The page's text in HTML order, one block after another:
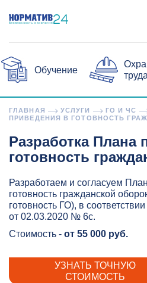
Обучение
ГЛАВНАЯ УСЛУГИ ГО И ЧС
ПРИВЕДЕНИЯ В ГОТОВНОСТЬ
Разработка Плана
готовность
Разработаем и согласуем
готовность гражданской
готовность ГО), в
от 02.03.2020 № 6с.
Стоимость - от 55 000 руб.
УЗНАТЬ ТОЧНУЮ
СТОИМОСТЬ